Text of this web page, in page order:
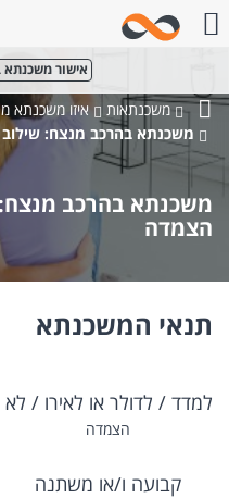
אישור משכנתא
בנק
מזרחי-טפחות
משכנתאות
איזו משכנתא
משכנתא בהרכב מנצח:
משכנתא בהרכב מנצח:
הצמדה
תנאי המשכנתא
למדד / לדולר או לאירו / לא
הצמדה
קבועה ו/או משתנה